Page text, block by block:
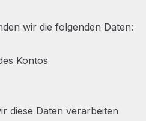
wir die folgenden Daten:
Kontos
diese Daten verarbeiten